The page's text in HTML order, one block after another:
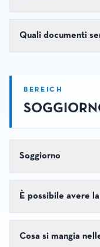
Quali documenti
BEREICH
Soggiorno
È possibile avere
Cosa si mangia